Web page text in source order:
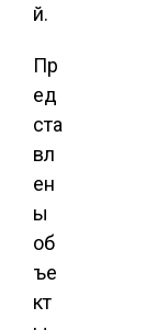
й.
Пр
ед
ста
вл
ен
ы
об
ъе
кт